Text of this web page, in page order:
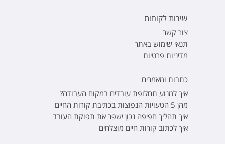
שירות לקוחות
צור קשר
תנאי שימוש באתר
מדיניות פרטיות
כתבות ומאמרים
איך למנוע תחלופת עובדים במקום העבודה?
מהן 5 הטעויות הנפוצות בכתיבת קורות החיים
איך תהליך חפיפה נכון ישפר את תפוקת העובד
איך לכתוב קורות חיים מוצלחים